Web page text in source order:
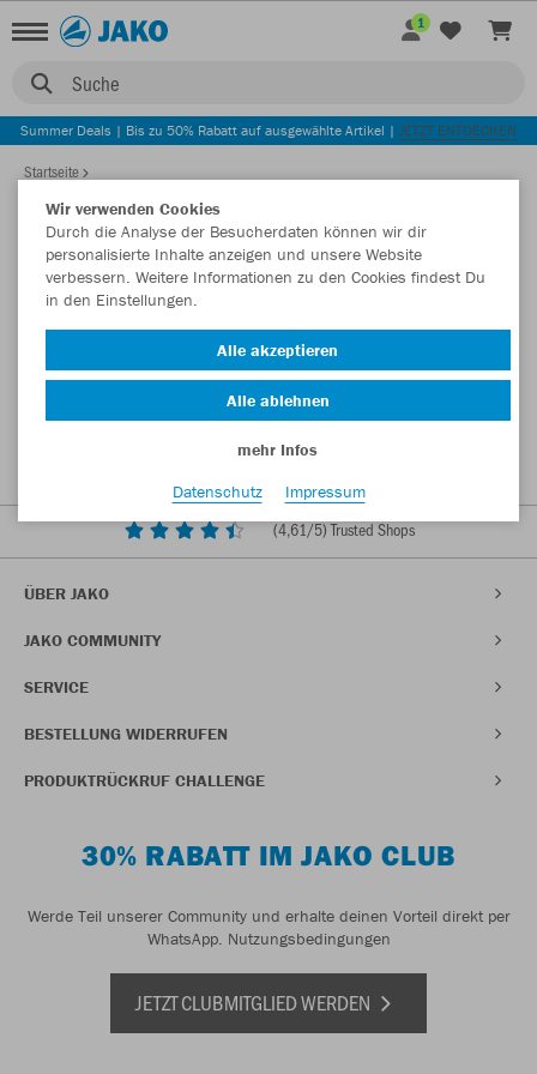
Suche
1
Summer Deals | Bis zu 50% Rabatt auf ausgewählte Artikel | JETZT ENTDECKEN
Startseite
(4,61/5) Trusted Shops
ÜBER JAKO
JAKO COMMUNITY
SERVICE
BESTELLUNG WIDERRUFEN
PRODUKTRÜCKRUF CHALLENGE
30% RABATT IM JAKO CLUB
Werde Teil unserer Community und erhalte deinen Vorteil direkt per
WhatsApp. Nutzungsbedingungen
JETZT CLUBMITGLIED WERDEN
Wir verwenden Cookies
Durch die Analyse der Besucherdaten können wir dir
personalisierte Inhalte anzeigen und unsere Website
verbessern. Weitere Informationen zu den Cookies findest Du
in den Einstellungen.
Alle akzeptieren
Alle ablehnen
mehr Infos
Datenschutz
Impressum